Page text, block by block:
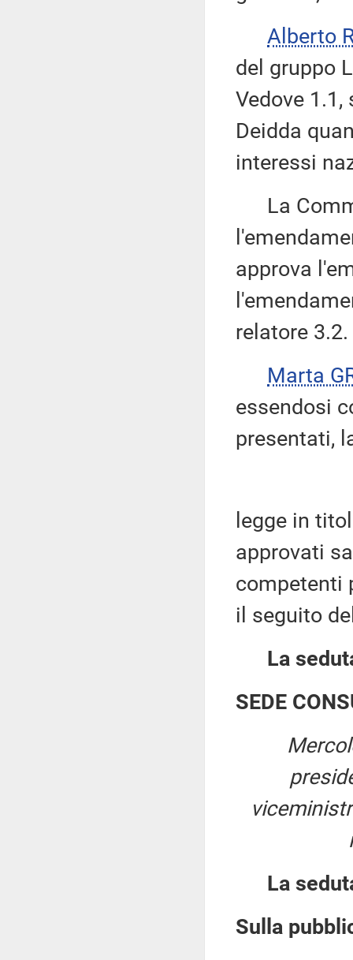
Alberto
del gruppo
Vedove
Deidda
interessi
La
approva
relatore 3.2.
Marta
essendosi
presentati,
legge in
approvati
competenti
il seguito
La
SEDE
La
Sulla